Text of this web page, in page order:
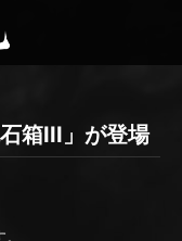
箱III」が登場